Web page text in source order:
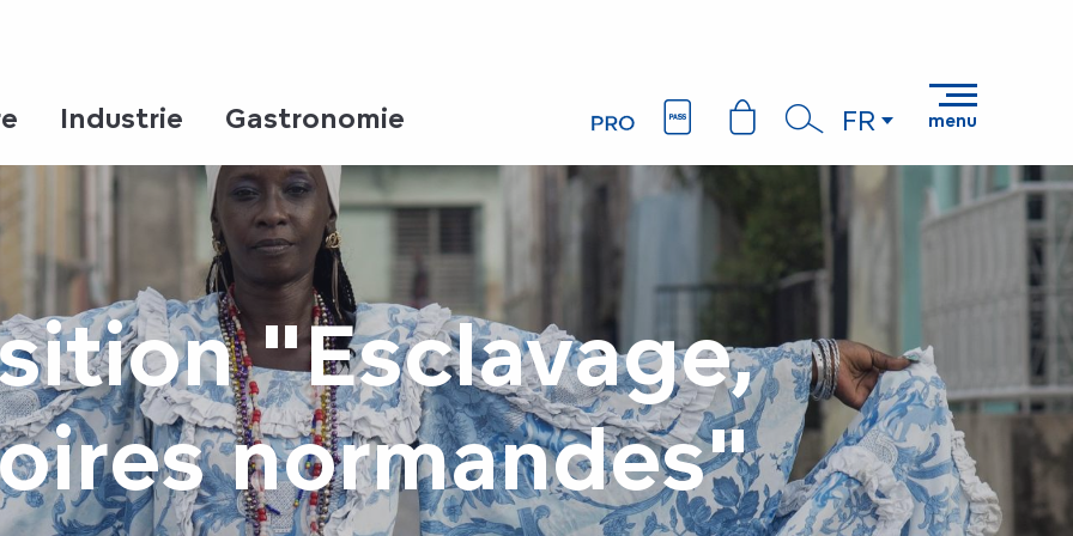
Recherche
FR menu
Industrie Gastronomie
"Esclavage,
normandes"